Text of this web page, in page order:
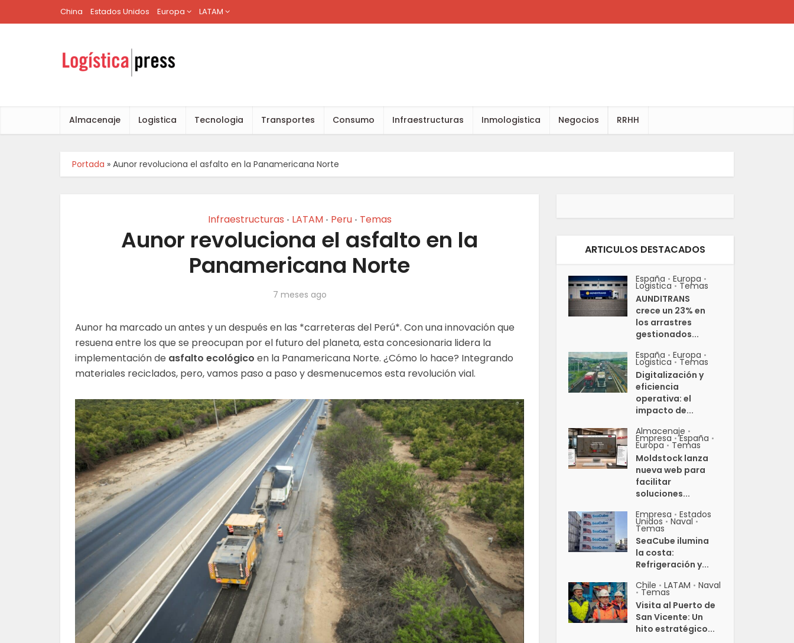
China Estados Unidos Europa LATAM
Almacenaje Logistica Tecnologia Transportes Consumo Infraestructuras Inmologistica Negocios RRHH
Portada » Aunor revoluciona el asfalto en la Panamericana Norte
Infraestructuras • LATAM • Peru • Temas
Aunor revoluciona el asfalto en la
Panamericana Norte
7 meses ago
Aunor ha marcado un antes y un después en las *carreteras del Perú*. Con una innovación que
resuena entre los que se preocupan por el futuro del planeta, esta concesionaria lidera la
implementación de asfalto ecológico en la Panamericana Norte. ¿Cómo lo hace? Integrando
materiales reciclados, pero, vamos paso a paso y desmenucemos esta revolución vial.
ARTICULOS DESTACADOS
España • Europa •
Logistica • Temas
AUNDITRANS
crece un 23% en
los arrastres
gestionados...
España • Europa •
Logistica • Temas
Digitalización y
eficiencia
operativa: el
impacto de...
Almacenaje •
Empresa • España •
Europa • Temas
Moldstock lanza
nueva web para
facilitar
soluciones...
Empresa • Estados
Unidos • Naval •
Temas
SeaCube ilumina
la costa:
Refrigeración y...
Chile • LATAM • Naval
• Temas
Visita al Puerto de
San Vicente: Un
hito estratégico...